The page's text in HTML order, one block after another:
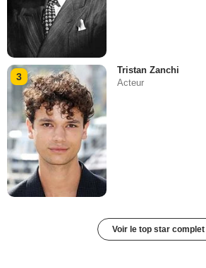
3
Tristan Zanchi
Acteur
Voir le top star complet